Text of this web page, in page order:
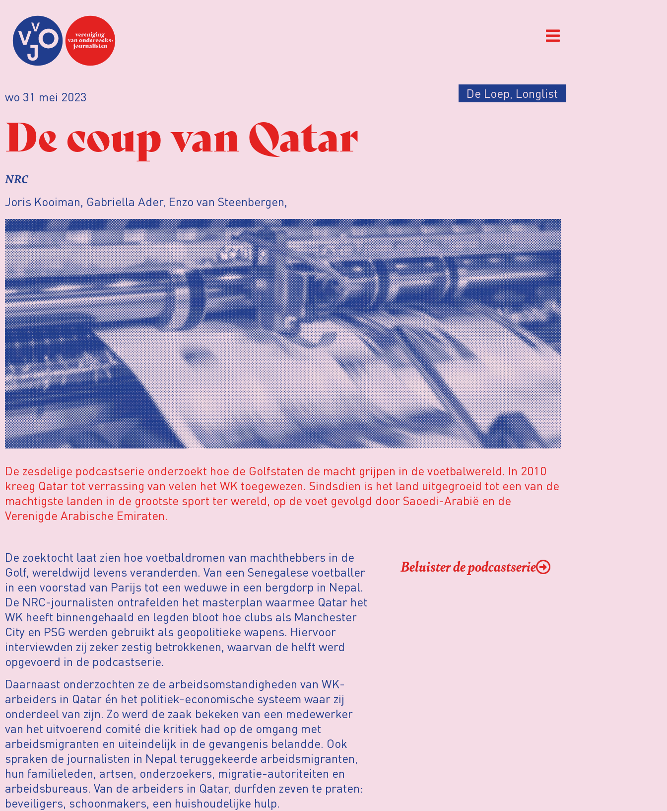
wo 31 mei 2023 De Loep, Longlist
De coup van Qatar
NRC
Joris Kooiman, Gabriella Ader, Enzo van Steenbergen,
De zesdelige podcastserie onderzoekt hoe de Golfstaten de macht grijpen in de voetbalwereld. In 2010
kreeg Qatar tot verrassing van velen het WK toegewezen. Sindsdien is het land uitgegroeid tot een van de
machtigste landen in de grootste sport ter wereld, op de voet gevolgd door Saoedi-Arabië en de
Verenigde Arabische Emiraten.
De zoektocht laat zien hoe voetbaldromen van machthebbers in de
Golf, wereldwijd levens veranderden. Van een Senegalese voetballer
in een voorstad van Parijs tot een weduwe in een bergdorp in Nepal.
De NRC-journalisten ontrafelden het masterplan waarmee Qatar het
WK heeft binnengehaald en legden bloot hoe clubs als Manchester
City en PSG werden gebruikt als geopolitieke wapens. Hiervoor
interviewden zij zeker zestig betrokkenen, waarvan de helft werd
opgevoerd in de podcastserie.
Daarnaast onderzochten ze de arbeidsomstandigheden van WK-
arbeiders in Qatar én het politiek-economische systeem waar zij
onderdeel van zijn. Zo werd de zaak bekeken van een medewerker
van het uitvoerend comité die kritiek had op de omgang met
arbeidsmigranten en uiteindelijk in de gevangenis belandde. Ook
spraken de journalisten in Nepal teruggekeerde arbeidsmigranten,
hun familieleden, artsen, onderzoekers, migratie-autoriteiten en
arbeidsbureaus. Van de arbeiders in Qatar, durfden zeven te praten:
beveiligers, schoonmakers, een huishoudelijke hulp.
Beluister de podcastserie